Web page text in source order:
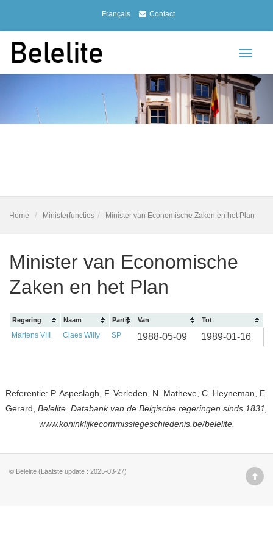
Français Contact
Toggle
Home Ministerfuncties Minister van Economische Zaken en het Plan
Minister van Economische
Zaken en het Plan
Regering Naam Partij Van Tot
Martens VIII Claes Willy SP 1988-05-09 1989-01-16
Referentie: P. Aspeslagh, F. Verleden, N. Matheve, C. Heyneman, E.
Gerard, Belelite. Databank van de Belgische regeringen sinds 1831,
www.koninklijkecommissiegeschiedenis.be/belelite.
© Belelite (Laatste update : 2025-03-27)